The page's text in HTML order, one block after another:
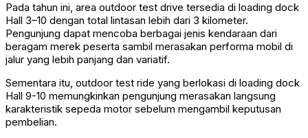
Pada tahun ini, area outdoor test drive tersedia di loading dock
Hall 3–10 dengan total lintasan lebih dari 3 kilometer.
Pengunjung dapat mencoba berbagai jenis kendaraan dari
beragam merek peserta sambil merasakan performa mobil di
jalur yang lebih panjang dan variatif.
Sementara itu, outdoor test ride yang berlokasi di loading dock
Hall 9-10 memungkinkan pengunjung merasakan langsung
karakteristik sepeda motor sebelum mengambil keputusan
pembelian.